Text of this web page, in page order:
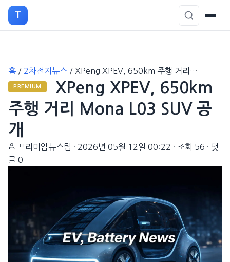
T
홈 / 2차전지뉴스 / XPeng XPEV, 650km 주행 거리…
PREMIUM
XPeng XPEV, 650km
주행 거리 Mona L03 SUV 공
개
프리미엄뉴스팀 · 2026년 05월 12일 00:22 · 조회 56 · 댓
글 0